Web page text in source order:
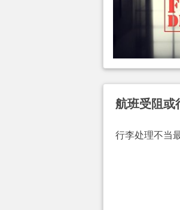
航班受阻或
行李处理不当